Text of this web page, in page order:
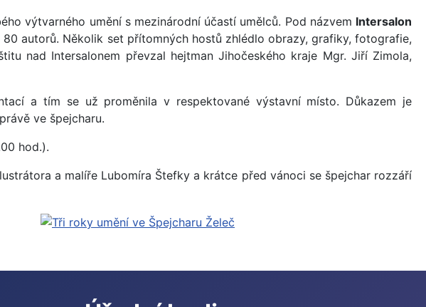
výtvarného umění s mezinárodní účastí umělců. Pod názvem Intersalon
autorů. Několik set přítomných hostů zhlédlo obrazy, grafiky, fotografie,
nad Intersalonem převzal hejtman Jihočeského kraje Mgr. Jiří Zimola,
a tím se už proměnila v respektované výstavní místo. Důkazem je
ve špejcharu.
hod.).
a malíře Lubomíra Štefky a krátce před vánoci se špejchar rozzáří